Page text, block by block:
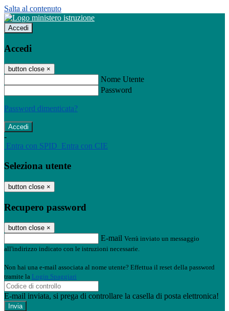
Salta al contenuto
Accedi
Accedi
button close ×
Nome Utente
Password
Password dimenticata?
-
Entra con SPID Entra con CIE
Seleziona utente
button close ×
Recupero password
button close ×
E-mail Verrà inviato un messaggio
all'indirizzo indicato con le istruzioni necessarie.
Non hai una e-mail associata al nome utente? Effettua il reset della password
tramite la Login Spaggiari
E-mail inviata, si prega di controllare la casella di posta elettronica!